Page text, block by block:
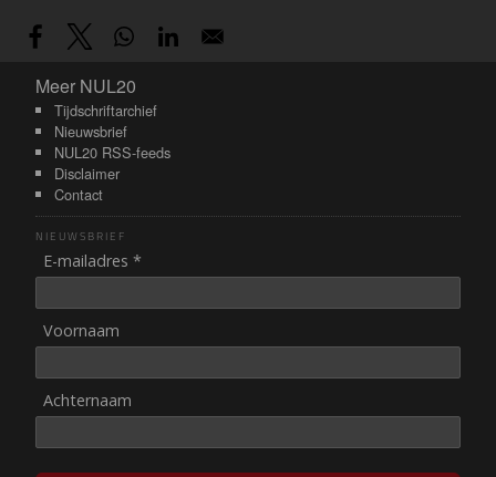
Meer NUL20
Meer NUL20
Tijdschriftarchief
Nieuwsbrief
NUL20 RSS-feeds
Disclaimer
Contact
NIEUWSBRIEF
E-mailadres *
Voornaam
Achternaam